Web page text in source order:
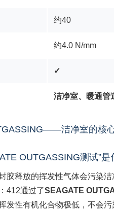
约40
约4.0 N/mm
✓
洁净室、暖通管
洁净室的核
OUTGASSING测试”
胶释放的挥发性气体会污染
：412通过了SEAGATE
发性有机化合物极低，不会